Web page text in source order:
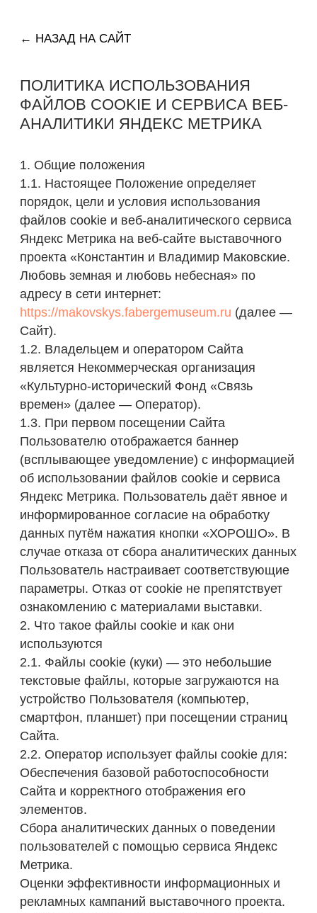
АНАЛИТИКИ ЯНДЕКС МЕТРИКА
1. Общие положения
1.1. Настоящее Положение определяет
Яндекс Метрика на веб-сайте выставочного
проекта «Константин и Владимир Маковские.
Любовь земная и любовь небесная» по
адресу в сети интернет:
https://makovskys.fabergemuseum.ru(далее —
Сайт).
является Некоммерческая организация
«Культурно-исторический Фонд «Связь
времен» (далее — Оператор).
1.3. При первом посещении Сайта
Пользователю отображается баннер
(всплывающее уведомление) с информацией
Яндекс Метрика. Пользователь даёт явное и
информированное согласие на обработку
данных путём нажатия кнопки «ХОРОШО». В
случае отказа от сбора аналитических данных
Пользователь настраивает соответствующие
параметры. Отказ от cookie не препятствует
2. Что такое файлы cookie и как они
используются
2.1. Файлы cookie (куки) — это небольшие
текстовые файлы, которые загружаются на
устройство Пользователя (компьютер,
смартфон, планшет) при посещении страниц
2.2. Оператор использует файлы cookie для:
Обеспечения базовой работоспособности
Сайта и корректного отображения его
Сбора аналитических данных о поведении
пользователей с помощью сервиса Яндекс
Оценки эффективности информационных и
рекламных кампаний выставочного проекта.
3. Использование сервиса Яндекс Метрика
3.1. На Сайте установлен программный код
(счётчик) сервиса веб-аналитики Яндекс
Метрика, предоставляемого ООО «ЯНДЕКС»
ОГРН 1027700229193).
3.2. Через счётчик Яндекс Метрики в
автоматическом режиме собираются
следующие обезличенные данные:
Источник перехода на Сайт.
Время, проведенное на Сайте, глубина
контентом.
Статистика кликов по внешним ссылкам,
включая переходы на другие веб-сайты.
Технические характеристики устройства
Пользователя (тип устройства, операционная
система, версия браузера, разрешение
3.3. В рамках работы Яндекс Метрики